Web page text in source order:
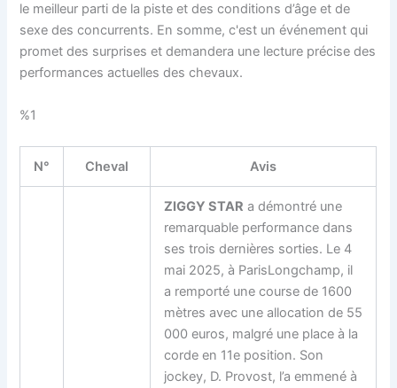
le meilleur parti de la piste et des conditions d’âge et de
sexe des concurrents. En somme, c'est un événement qui
promet des surprises et demandera une lecture précise des
performances actuelles des chevaux.
%1
N° Cheval Avis
ZIGGY STAR a démontré une
remarquable performance dans
ses trois dernières sorties. Le 4
mai 2025, à ParisLongchamp, il
a remporté une course de 1600
mètres avec une allocation de 55
000 euros, malgré une place à la
corde en 11e position. Son
jockey, D. Provost, l’a emmené à